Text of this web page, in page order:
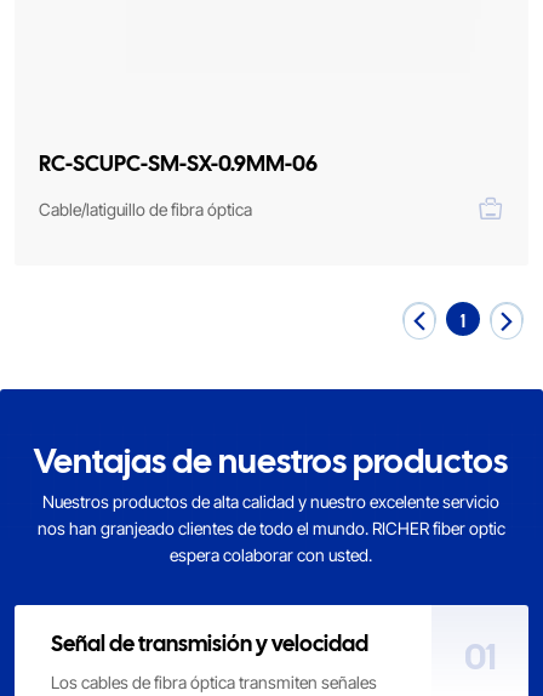
RC-SCUPC-SM-SX-0.9MM-06
Cable/latiguillo de fibra óptica
1
Ventajas de nuestros productos
Nuestros productos de alta calidad y nuestro excelente servicio
nos han granjeado clientes de todo el mundo. RICHER fiber optic
espera colaborar con usted.
Señal de transmisión y velocidad
Los cables de fibra óptica transmiten señales
01